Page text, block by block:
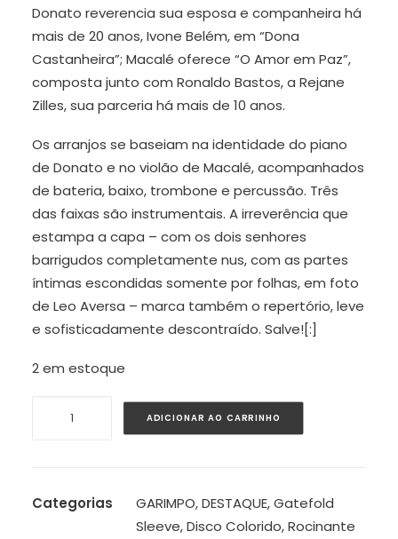
Donato reverencia sua esposa e companheira há
mais de 20 anos, Ivone Belém, em “Dona
Castanheira”; Macalé oferece “O Amor em Paz”,
composta junto com Ronaldo Bastos, a Rejane
Zilles, sua parceria há mais de 10 anos.
Os arranjos se baseiam na identidade do piano
de Donato e no violão de Macalé, acompanhados
de bateria, baixo, trombone e percussão. Três
das faixas são instrumentais. A irreverência que
estampa a capa – com os dois senhores
barrigudos completamente nus, com as partes
íntimas escondidas somente por folhas, em foto
de Leo Aversa – marca também o repertório, leve
e sofisticadamente descontraído. Salve![:]
2 em estoque
Donato
ADICIONAR AO CARRINHO
Categorias GARIMPO,DESTAQUE,Gatefold
Sleeve,Disco Colorido,Rocinante